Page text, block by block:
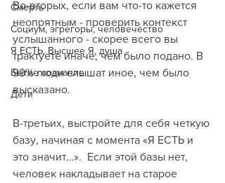
Смерть
Социум, эгрегоры, человечество
Я ЕСТЬ, Высшее Я, душа
Бытие сознание
Дети
Во-вторых, если вам что-то кажется
неопрятным - проверить контекст
услышанного - скорее всего вы
трактуете иначе, чем было подано. В
99% люди слышат иное, чем было
высказано.
В-третьих, выстройте для себя четкую
базу, начиная с момента «Я ЕСТЬ и
это значит…».  Если этой базы нет,
человек накладывает на старое